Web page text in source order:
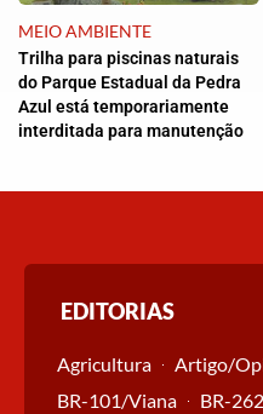
MEIO AMBIENTE
Trilha para piscinas naturais
do Parque Estadual da Pedra
Azul está temporariamente
interditada para manutenção
EDITORIAS
Agricultura Artigo/
BR-101/Viana
BR-262